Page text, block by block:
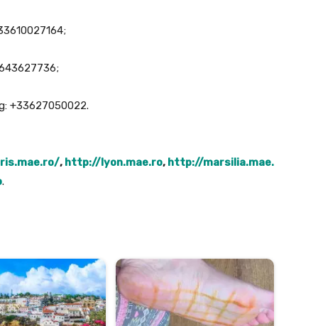
+33627050022.
, http://lyon.mae.ro, http://marsilia.mae.
.